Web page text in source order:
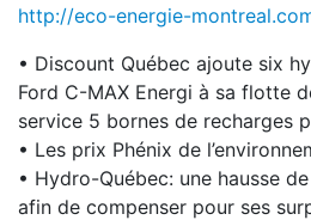
http://eco-energie-
• Discount Québec ajoute six
Ford C-MAX Energi à sa flotte
service 5 bornes de recharges
• Les prix Phénix de
• Hydro-Québec: une hausse
afin de compenser pour ses